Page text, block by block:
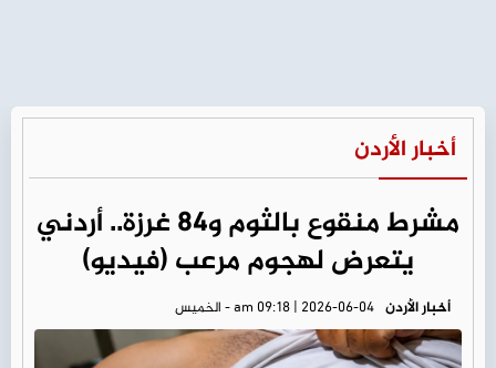
أخبار الأردن
مشرط منقوع بالثوم و84 غرزة.. أردني
يتعرض لهجوم مرعب (فيديو)
أخبار الأردن am 09:18 | 2026-06-04 - الخميس